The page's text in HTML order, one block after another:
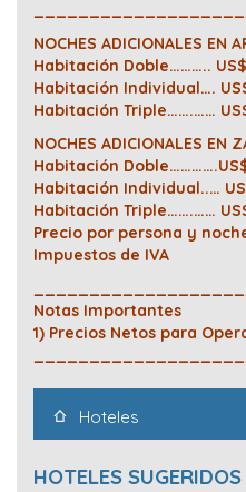
NOCHES ADICIONALES EN
Habitación Doble……….. US$
Habitación Individual….
Habitación Triple…….……
NOCHES ADICIONALES EN
Habitación
Habitación Individual..…
Habitación Triple…….……
Precio por persona y
Impuestos de IVA
Notas Importantes
1) Precios Netos para
Hoteles
HOTELES SUGERIDOS